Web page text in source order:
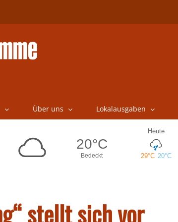
Über uns Lokalausgaben
stellt sich vor